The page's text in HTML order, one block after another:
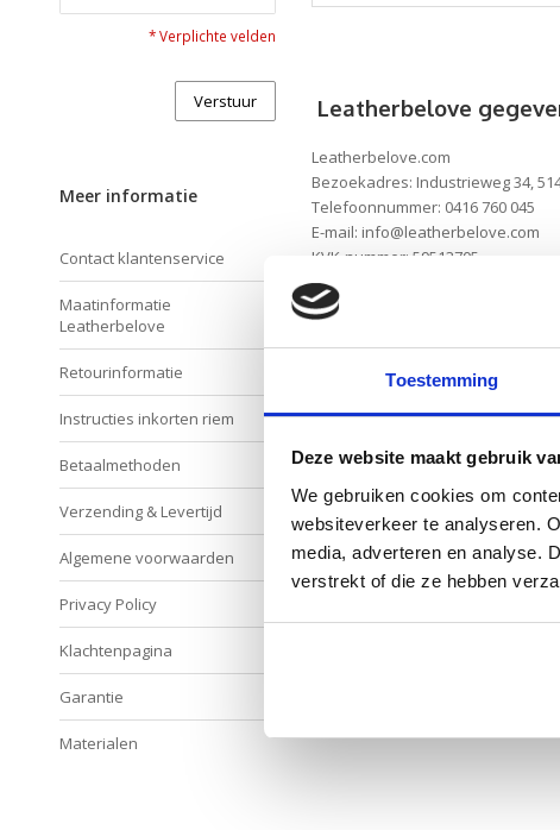
Toestemming
Deze website maakt gebruik
We gebruiken cookies om
websiteverkeer te analyseren.
media, adverteren en analyse.
verstrekt of die ze hebben
Leatherbelove
Leatherbelove.com
Bezoekadres: Industrieweg 34,
Telefoonnummer: 0416 760 045
E-mail:info@leatherbelove.com
KVK-nummer: 59513705
Btw-nummer: NL001889174B55
Bank gegevens:
* Verplichte velden
Verstuur
Meer informatie
Contact klantenservice
Maatinformatie
Leatherbelove
Retourinformatie
Instructies inkorten riem
Betaalmethoden
Verzending & Levertijd
Algemene voorwaarden
Privacy Policy
Klachtenpagina
Garantie
Materialen